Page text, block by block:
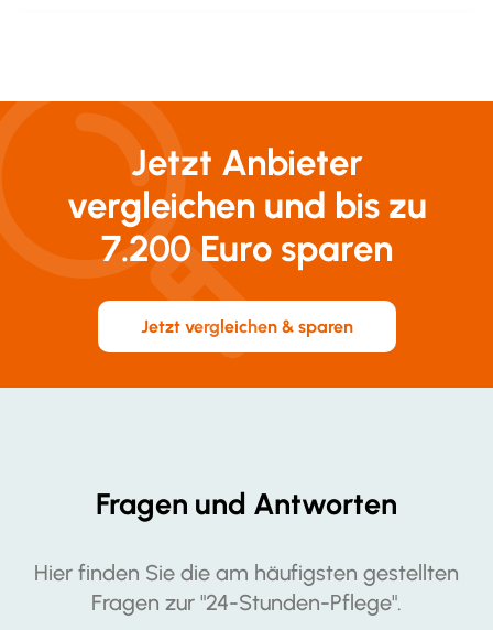
Jetzt Anbieter
vergleichen und bis zu
7.200 Euro sparen
Jetzt vergleichen & sparen
Fragen und Antworten
Hier finden Sie die am häufigsten gestellten
Fragen zur "24-Stunden-Pflege".